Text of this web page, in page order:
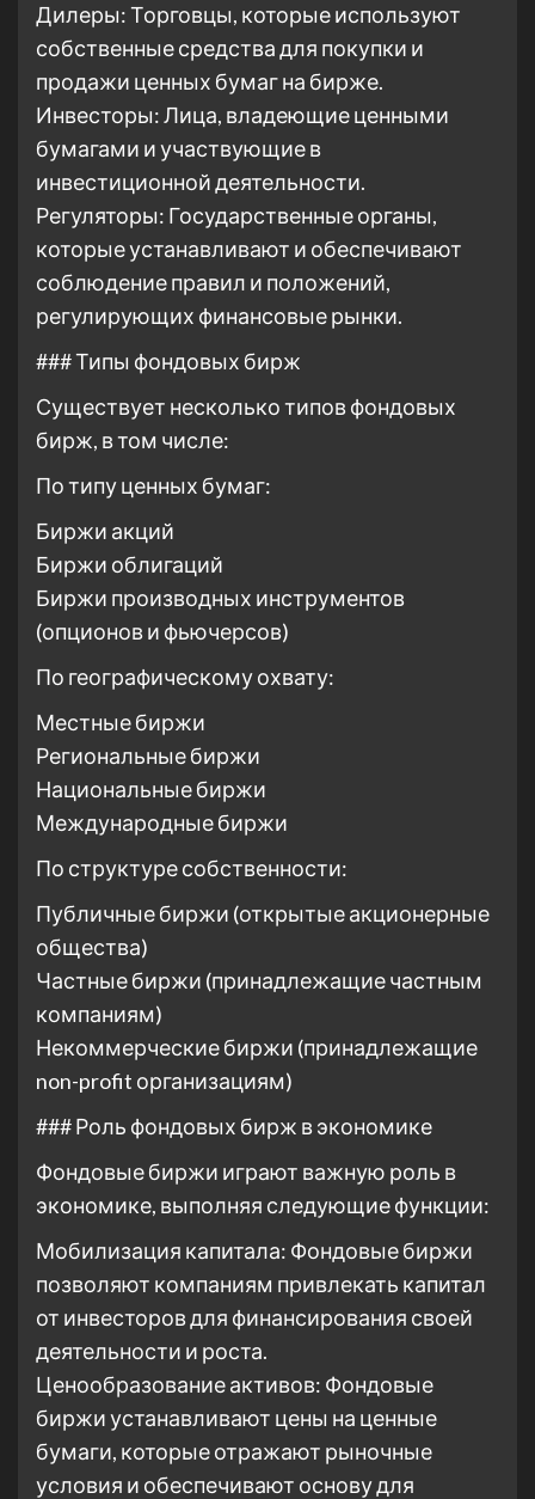
Дилеры: Торговцы, которые используют
собственные средства для покупки и
продажи ценных бумаг на бирже.
Инвесторы: Лица, владеющие ценными
бумагами и участвующие в
инвестиционной деятельности.
Регуляторы: Государственные органы,
которые устанавливают и обеспечивают
соблюдение правил и положений,
регулирующих финансовые рынки.
### Типы фондовых бирж
Существует несколько типов фондовых
бирж, в том числе:
По типу ценных бумаг:
Биржи акций
Биржи облигаций
Биржи производных инструментов
(опционов и фьючерсов)
По географическому охвату:
Местные биржи
Региональные биржи
Национальные биржи
Международные биржи
По структуре собственности:
Публичные биржи (открытые акционерные
общества)
Частные биржи (принадлежащие частным
компаниям)
Некоммерческие биржи (принадлежащие
non-profit организациям)
### Роль фондовых бирж в экономике
Фондовые биржи играют важную роль в
экономике, выполняя следующие функции:
Мобилизация капитала: Фондовые биржи
позволяют компаниям привлекать капитал
от инвесторов для финансирования своей
деятельности и роста.
Ценообразование активов: Фондовые
биржи устанавливают цены на ценные
бумаги, которые отражают рыночные
условия и обеспечивают основу для